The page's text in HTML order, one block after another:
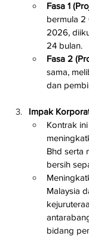
Fasa 1
bermula 2
2026,
24 bulan.
Fasa 2
sama,
dan
Impak
Kontrak
Bhd serta
bersih
Malaysia
bidang